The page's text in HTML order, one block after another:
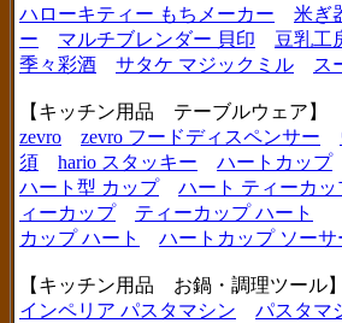
ハローキティー もちメーカー
米ぎ
ー
マルチブレンダー 貝印
豆乳工
季々彩酒
サタケ マジックミル ス
【キッチン用品 テーブルウェア】
zevro
zevro フードディスペンサー
須
hario スタッキー
ハートカップ
ハート型 カップ
ハート ティーカッ
ィーカップ
ティーカップ ハート
カップ ハート
ハートカップ ソーサ
【キッチン用品 お鍋・調理ツール】
インペリア パスタマシン
パスタマ